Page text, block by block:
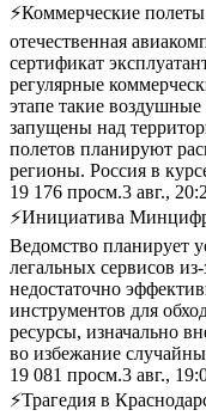
⚡Коммерческие
отечественная
сертификат
регулярные
этапе такие
запущены над
полетов планируют
регионы. Россия в
19 176 просм.3 авг.,
⚡Инициатива
Ведомство планирует
легальных сервисов
недостаточно
инструментов для
ресурсы, изначально
во избежание
19 081 просм.3 авг.,
⚡Трагедия в